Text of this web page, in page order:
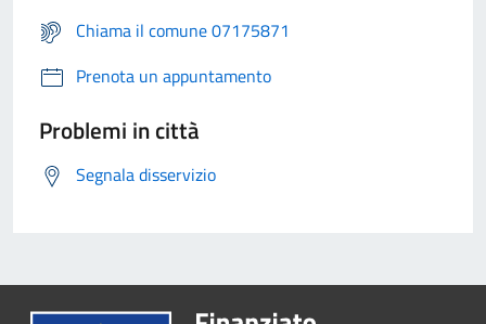
Chiama il comune 07175871
Prenota un appuntamento
Problemi in città
Segnala disservizio